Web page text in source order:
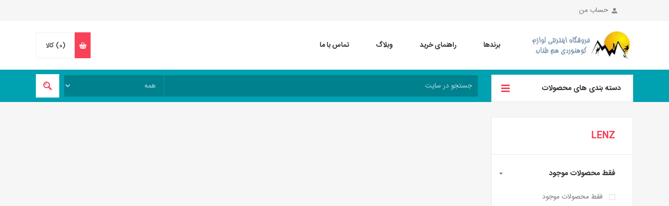
حساب من
برندها راهنمای خرید وبلاگ تماس با ما (0) کالا
دسته بندی های محصولات
LENZ
فقط محصولات موجود
فقط محصولات موجود